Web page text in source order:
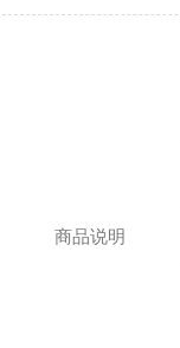
商品说明